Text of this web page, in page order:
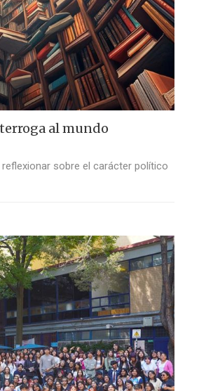
al mundo
sobre el carácter político